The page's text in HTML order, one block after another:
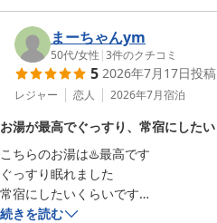
まーちゃんym
50代/女性 |3件のクチコミ
5 2026年7月17日投稿
レジャー 恋人 2026年7月宿泊
お湯が最高でぐっすり、常宿にしたい
こちらのお湯は♨️最高です
ぐっすり眠れました
常宿にしたいくらいです
ありがとうございました。
続きを読む